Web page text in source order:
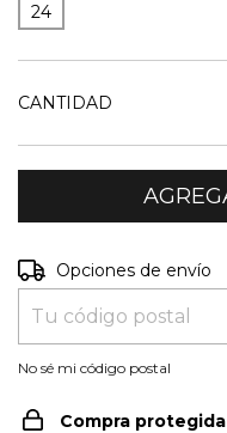
24
CANTIDAD
Entregas para el CP:
Opciones de envío
No sé mi código postal
Compra protegida